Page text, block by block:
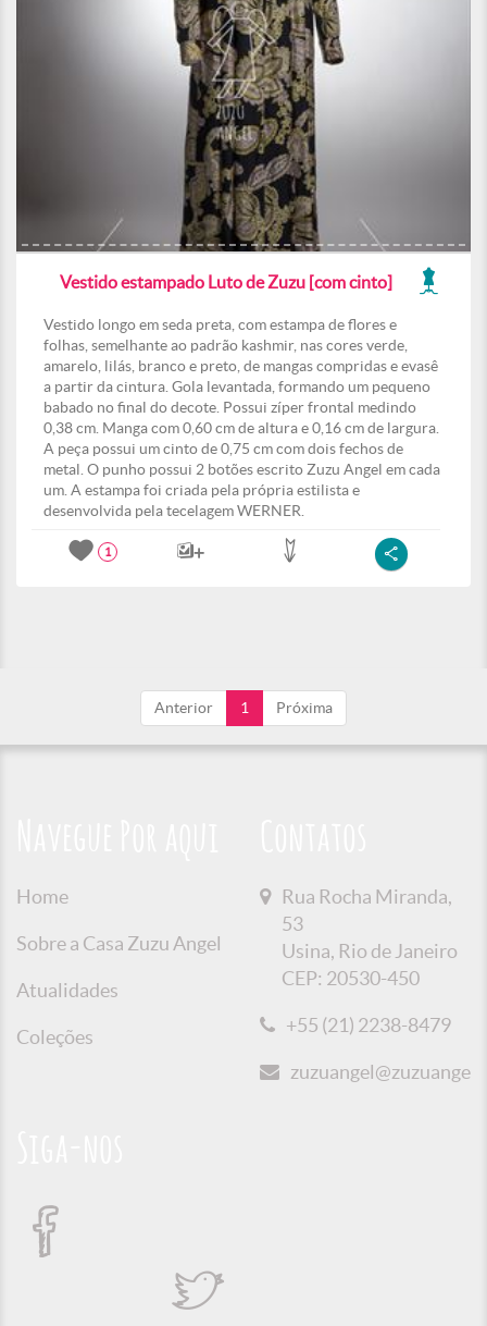
Vestido estampado Luto de Zuzu [com cinto]
Vestido longo em seda preta, com estampa de flores e
folhas, semelhante ao padrão kashmir, nas cores verde,
amarelo, lilás, branco e preto, de mangas compridas e evasê
a partir da cintura. Gola levantada, formando um pequeno
babado no final do decote. Possui zíper frontal medindo
0,38 cm. Manga com 0,60 cm de altura e 0,16 cm de largura.
A peça possui um cinto de 0,75 cm com dois fechos de
metal. O punho possui 2 botões escrito Zuzu Angel em cada
um. A estampa foi criada pela própria estilista e
desenvolvida pela tecelagem WERNER.
1
Anterior 1 Próxima
Home
Sobre a Casa Zuzu Angel
Atualidades
Coleções
Rua Rocha Miranda,
53
Usina, Rio de Janeiro
CEP: 20530-450
+55 (21) 2238-8479